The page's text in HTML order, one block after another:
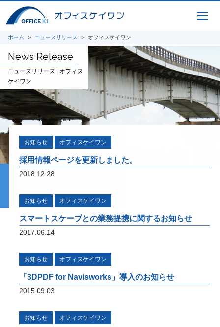
建設業の魅力を発信するためのコミュ
ニケーションツール
CIMコレクション
橋梁CIMシステムのコレクションシリーズ
用途別にまとめたお得なセットパッケージ
ICTサービス
計照査、重心計算、施工シミュレーション、
面、原寸展開データ作成、 スタッド配置図
作成、曲面展開図作成
研究開発
すべく、3Dモデルを中心とした研究開発に
取り組んでいます。共同開発やオープンイノ
ホーム ニュースリリース オフィスケイワン
News Release
ニュースリリース | オフィス
ケイワン
お知らせ オフィスケイワン
採用情報ページを更新しました。
2018.12.28
お知らせ オフィスケイワン
スマートスケープとの業務提携に関するお知らせ
2017.06.14
お知らせ オフィスケイワン
「3DPDF for Navisworks」導入のお知らせ
2015.09.03
お知らせ オフィスケイワン